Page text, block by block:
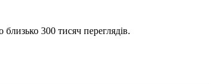
300 тисяч переглядів.